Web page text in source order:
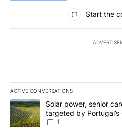
All Comments
Start the
ACTIVE CONVERSATIONS
The following is a list of the
A trending article titled "Solar
Solar power, senior
targeted by
News 8
1